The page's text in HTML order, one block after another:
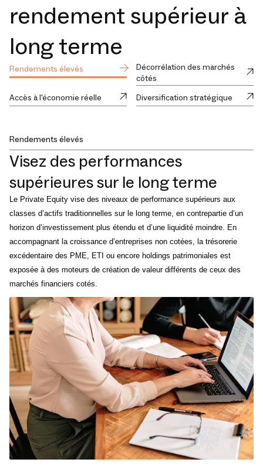
rendement supérieur à
long terme
Rendements élevés
Décorrélation des marchés
côtés
Accès à l'économie réelle
Diversification stratégique
Rendements élevés
Visez des performances
supérieures sur le long terme
Le Private Equity vise des niveaux de performance supérieurs aux
classes d’actifs traditionnelles sur le long terme, en contrepartie d’un
horizon d’investissement plus étendu et d’une liquidité moindre. En
accompagnant la croissance d’entreprises non cotées, la trésorerie
excédentaire des PME, ETI ou encore holdings patrimoniales est
exposée à des moteurs de création de valeur différents de ceux des
marchés financiers cotés.